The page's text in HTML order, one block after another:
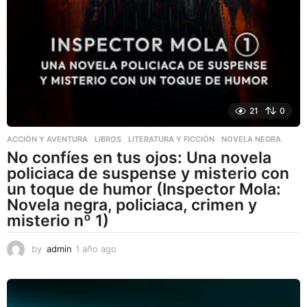
21 0
ACCIÓN Y AVENTURA ,LIBROS ,LITERATURA Y FICCIÓN NOVELA NEGRA
No confíes en tus ojos: Una novela
policiaca de suspense y misterio con
un toque de humor (Inspector Mola:
Novela negra, policiaca, crimen y
misterio nº 1)
by admin 1 año ago